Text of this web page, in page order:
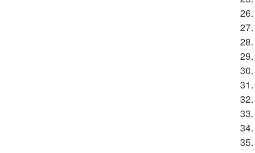
26.
27.
28.
29.
30.
31.
32.
33.
34.
35.